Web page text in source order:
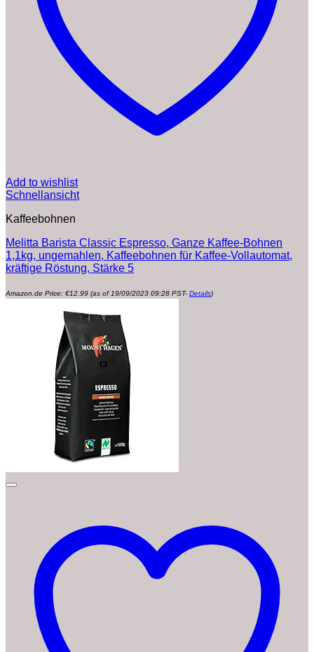
Add to wishlist
Schnellansicht
Kaffeebohnen
Melitta Barista Classic Espresso, Ganze Kaffee-Bohnen
1,1kg, ungemahlen, Kaffeebohnen für Kaffee-Vollautomat,
kräftige Röstung, Stärke 5
Amazon.de Price: €12.99 (as of 19/09/2023 09:28 PST- Details)